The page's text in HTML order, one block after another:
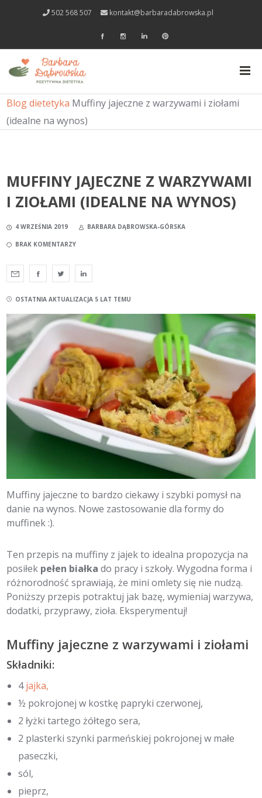
502 568 507 kontakt@barbaradabrowska.pl
Blog dietetyka Muffiny jajeczne z warzywami i ziołami
(idealne na wynos)
MUFFINY JAJECZNE Z WARZYWAMI
I ZIOŁAMI (IDEALNE NA WYNOS)
4 WRZEŚNIA 2019 BARBARA DĄBROWSKA-GÓRSKA
BRAK KOMENTARZY
OSTATNIA AKTUALIZACJA 5 LAT TEMU
Muffiny jajeczne to bardzo ciekawy i szybki pomysł na
danie na wynos. Nowe zastosowanie dla formy do
muffinek :).
Ten przepis na muffiny z jajek to idealna propozycja na
posiłek pełen białka do pracy i szkoły. Wygodna forma i
różnorodność sprawiają, że mini omlety się nie nudzą.
Poniższy przepis potraktuj jak bazę, wymieniaj warzywa,
dodatki, przyprawy, zioła. Eksperymentuj!
Muffiny jajeczne z warzywami i ziołami
Składniki:
4jajka,
½ pokrojonej w kostkę papryki czerwonej,
2 łyżki tartego żółtego sera,
2 plasterki szynki parmeńskiej pokrojonej w małe
paseczki,
sól,
pieprz,